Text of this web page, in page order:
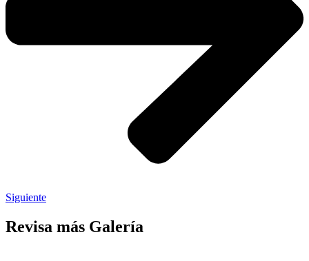
Siguiente
Revisa más Galería